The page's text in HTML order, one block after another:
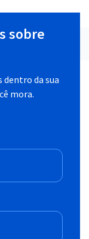
sobre
dentro da sua
mora.